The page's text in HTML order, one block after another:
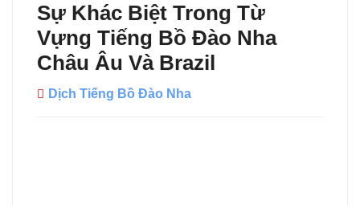
Sự Khác Biệt Trong Từ
Vựng Tiếng Bồ Đào Nha
Châu Âu Và Brazil
Dịch Tiếng Bồ Đào Nha